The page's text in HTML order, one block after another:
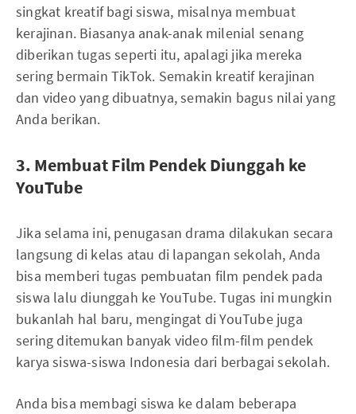
singkat kreatif bagi siswa, misalnya membuat
kerajinan. Biasanya anak-anak milenial senang
diberikan tugas seperti itu, apalagi jika mereka
sering bermain TikTok. Semakin kreatif kerajinan
dan video yang dibuatnya, semakin bagus nilai yang
Anda berikan.
3. Membuat Film Pendek Diunggah ke
YouTube
Jika selama ini, penugasan drama dilakukan secara
langsung di kelas atau di lapangan sekolah, Anda
bisa memberi tugas pembuatan film pendek pada
siswa lalu diunggah ke YouTube. Tugas ini mungkin
bukanlah hal baru, mengingat di YouTube juga
sering ditemukan banyak video film-film pendek
karya siswa-siswa Indonesia dari berbagai sekolah.
Anda bisa membagi siswa ke dalam beberapa